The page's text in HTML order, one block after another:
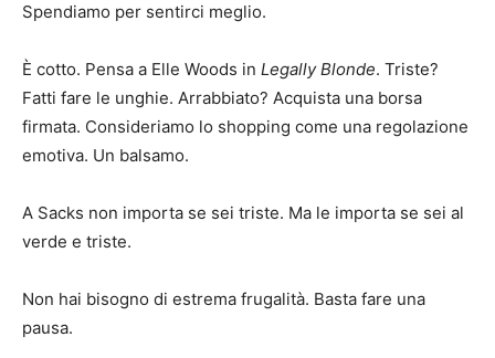
Spendiamo per sentirci meglio.
È cotto. Pensa a Elle Woods in Legally Blonde. Triste?
Fatti fare le unghie. Arrabbiato? Acquista una borsa
firmata. Consideriamo lo shopping come una regolazione
emotiva. Un balsamo.
A Sacks non importa se sei triste. Ma le importa se sei al
verde e triste.
Non hai bisogno di estrema frugalità. Basta fare una
pausa.